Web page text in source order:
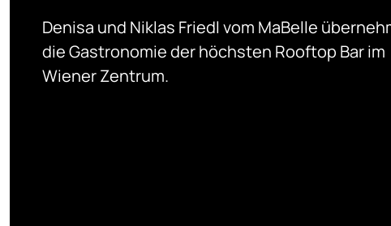
Denisa und Niklas Friedl vom MaBelle
die Gastronomie der höchsten Rooftop Bar im
Wiener Zentrum.